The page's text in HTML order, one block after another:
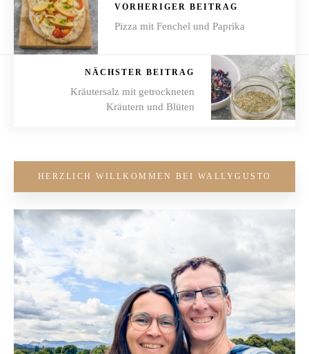
VORHERIGER BEITRAG
Pizza mit Fenchel und Paprika
NÄCHSTER BEITRAG
Kräutersalz mit getrockneten
Kräutern und Blüten
HERZLICH WILLKOMMEN BEI WALLYGUSTO